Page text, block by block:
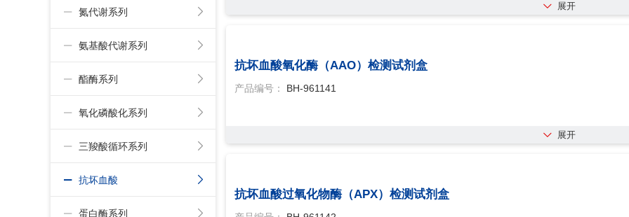
氮代谢系列
氨基酸代谢系列
酯酶系列
氧化磷酸化系列
三羧酸循环系列
抗坏血酸
蛋白酶系列
展开
抗坏血酸氧化酶（AAO）检测试剂盒
产品编号： BH-961141
展开
抗坏血酸过氧化物酶（APX）检测试剂盒